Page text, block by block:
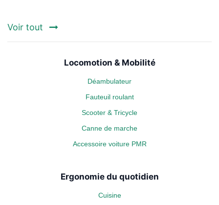
Voir tout
Locomotion & Mobilité
Déambulateur
Fauteuil roulant
Scooter & Tricycle
Canne de marche
Accessoire voiture PMR
Ergonomie du quotidien
Cuisine